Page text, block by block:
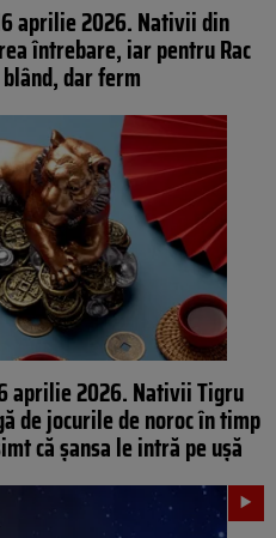
aprilie 2026. Nativii din
întrebare, iar pentru Rac
dar ferm
aprilie 2026. Nativii Tigru
de jocurile de noroc în timp
că șansa le intră pe ușă